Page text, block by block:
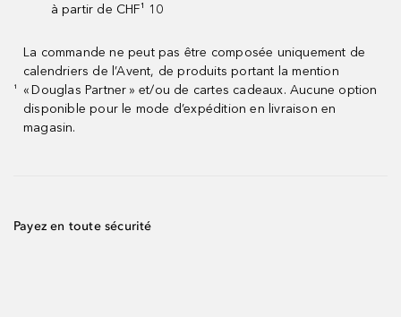
à partir de CHF¹ 10
¹
La commande ne peut pas être composée uniquement de
calendriers de l’Avent, de produits portant la mention
« Douglas Partner » et/ou de cartes cadeaux. Aucune option
disponible pour le mode d’expédition en livraison en
magasin.
Payez en toute sécurité